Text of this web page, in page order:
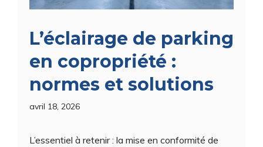
L’éclairage de parking
en copropriété :
normes et solutions
avril 18, 2026
L’essentiel à retenir : la mise en conformité de